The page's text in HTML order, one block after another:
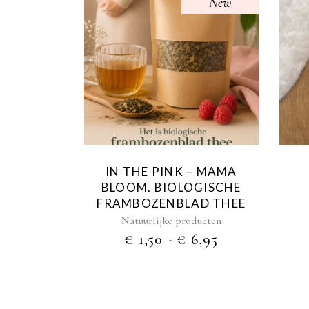
Dit
product
meerdere
variaties.
Deze
optie
gekozen
worden
op
de
productpagina
IN THE PINK – MAMA
BLOOM. BIOLOGISCHE
FRAMBOZENBLAD THEE
Natuurlijke producten
€ 1,50 - € 6,95